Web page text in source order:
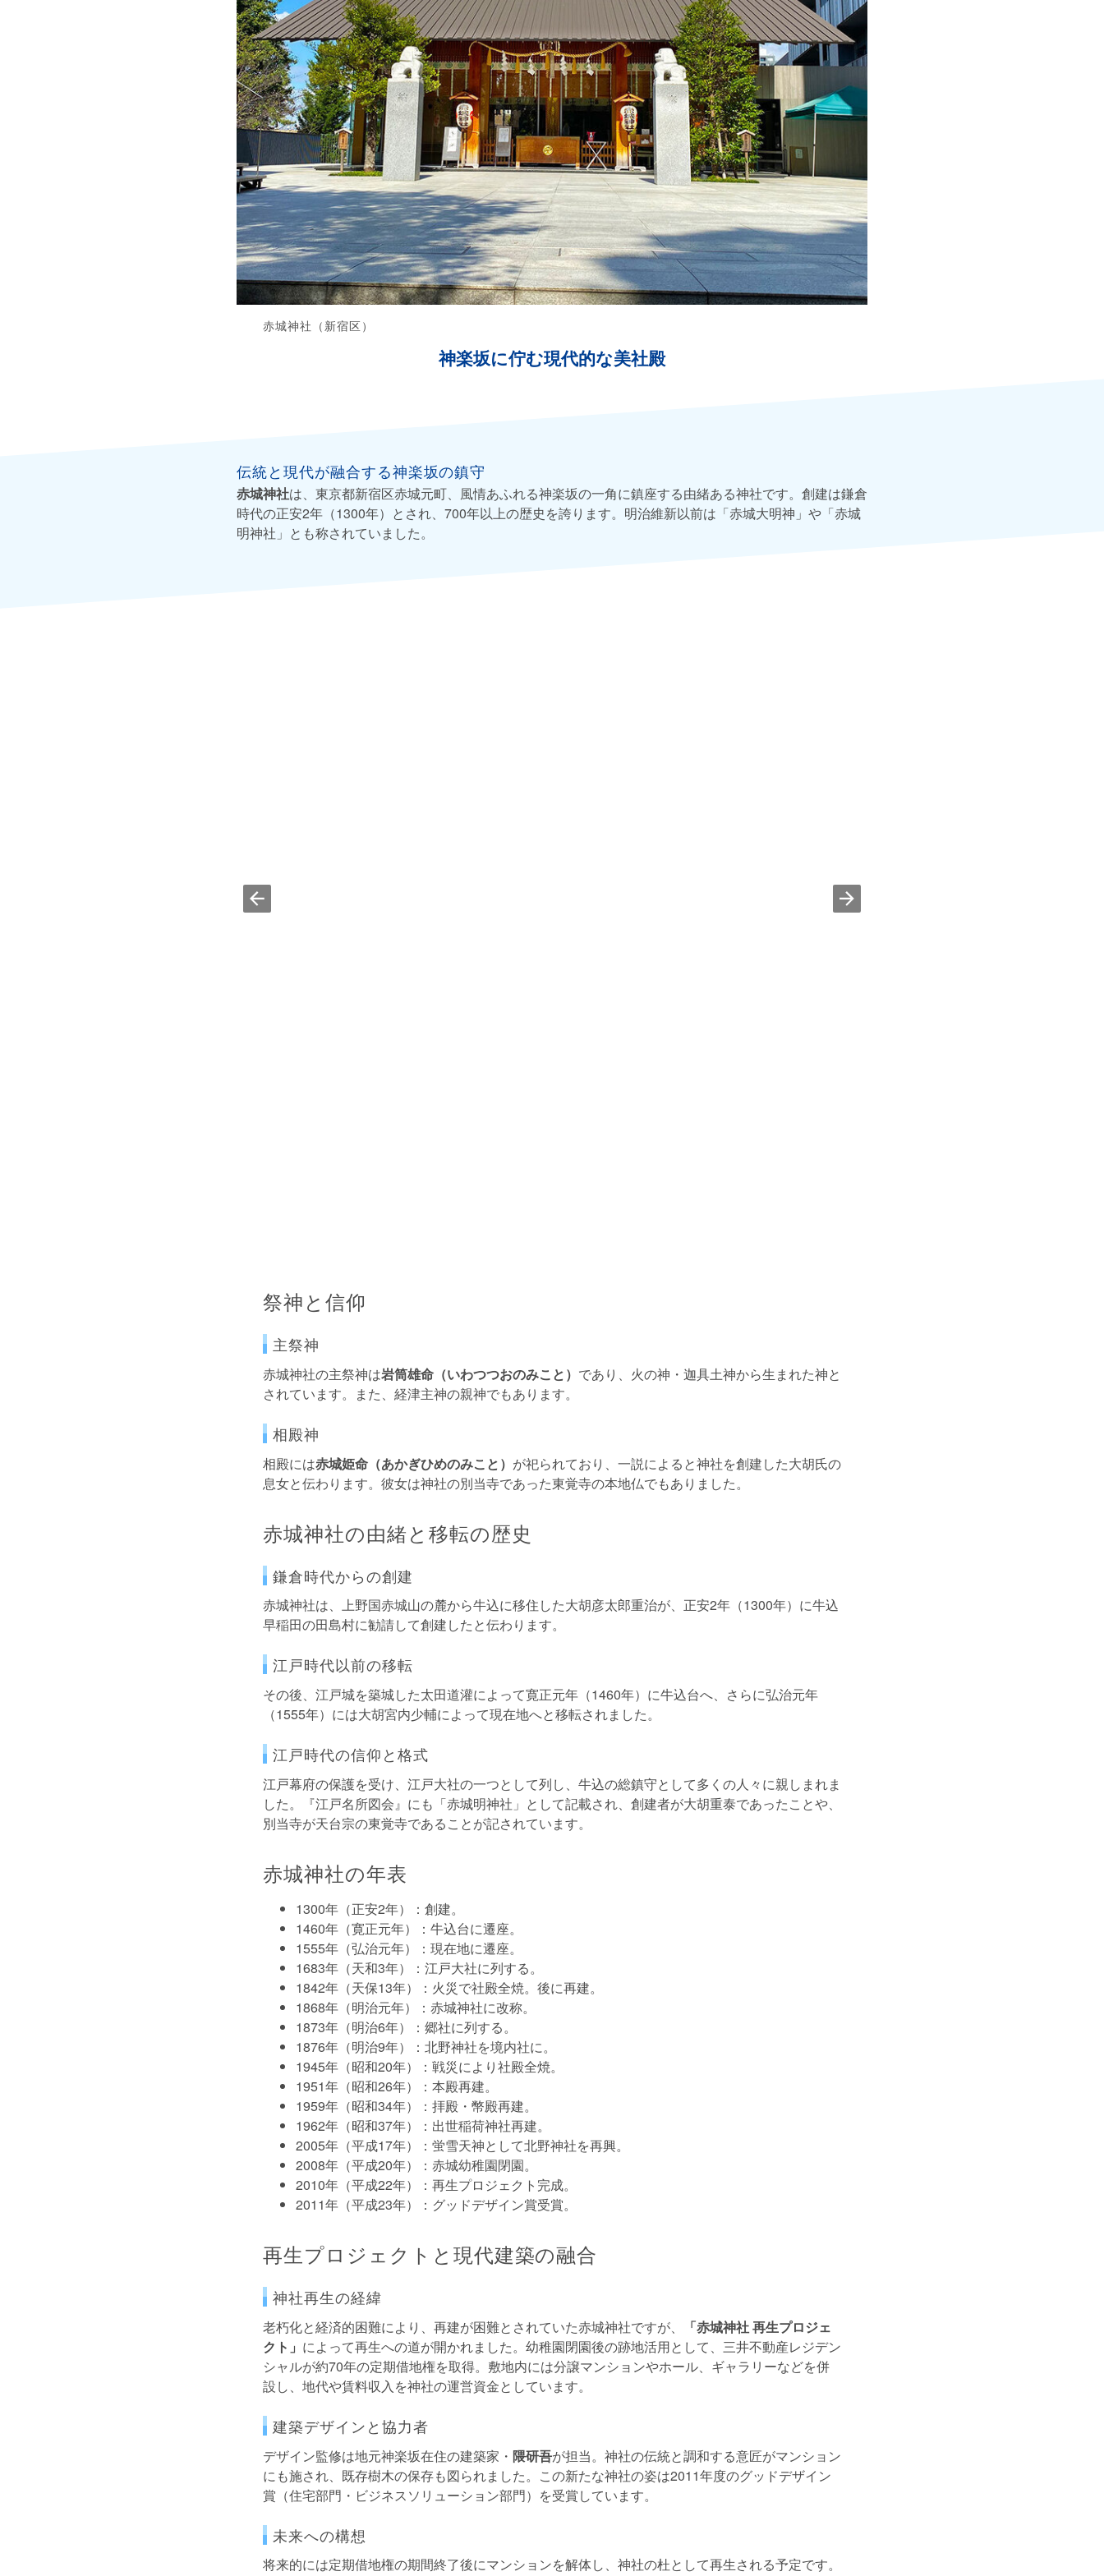
赤城神社（新宿区）
神楽坂に佇む現代的な美社殿
伝統と現代が融合する神楽坂の鎮守
赤城神社は、東京都新宿区赤城元町、風情あふれる神楽坂の一角に鎮座する由緒ある神社です。創建は鎌倉
時代の正安2年（1300年）とされ、700年以上の歴史を誇ります。明治維新以前は「赤城大明神」や「赤城
明神社」とも称されていました。
祭神と信仰
主祭神
赤城神社の主祭神は岩筒雄命（いわつつおのみこと） であり、火の神・迦具土神から生まれた神と
されています。また、経津主神の親神でもあります。
相殿神
相殿には赤城姫命（あかぎひめのみこと） が祀られており、一説によると神社を創建した大胡氏の
息女と伝わります。彼女は神社の別当寺であった東覚寺の本地仏でもありました。
赤城神社の由緒と移転の歴史
鎌倉時代からの創建
赤城神社は、上野国赤城山の麓から牛込に移住した大胡彦太郎重治が、正安2年（1300年）に牛込
早稲田の田島村に勧請して創建したと伝わります。
江戸時代以前の移転
その後、江戸城を築城した太田道灌によって寛正元年（1460年）に牛込台へ、さらに弘治元年
（1555年）には大胡宮内少輔によって現在地へと移転されました。
江戸時代の信仰と格式
江戸幕府の保護を受け、江戸大社の一つとして列し、牛込の総鎮守として多くの人々に親しまれま
した。『江戸名所図会』にも「赤城明神社」として記載され、創建者が大胡重泰であったことや、
別当寺が天台宗の東覚寺であることが記されています。
赤城神社の年表
1300年（正安2年）：創建。
1460年（寛正元年）：牛込台に遷座。
1555年（弘治元年）：現在地に遷座。
1683年（天和3年）：江戸大社に列する。
1842年（天保13年）：火災で社殿全焼。後に再建。
1868年（明治元年）：赤城神社に改称。
1873年（明治6年）：郷社に列する。
1876年（明治9年）：北野神社を境内社に。
1945年（昭和20年）：戦災により社殿全焼。
1951年（昭和26年）：本殿再建。
1959年（昭和34年）：拝殿・幣殿再建。
1962年（昭和37年）：出世稲荷神社再建。
2005年（平成17年）：蛍雪天神として北野神社を再興。
2008年（平成20年）：赤城幼稚園閉園。
2010年（平成22年）：再生プロジェクト完成。
2011年（平成23年）：グッドデザイン賞受賞。
再生プロジェクトと現代建築の融合
神社再生の経緯
老朽化と経済的困難により、再建が困難とされていた赤城神社ですが、
「赤城神社 再生プロジェ
クト」 によって再生への道が開かれました。幼稚園閉園後の跡地活用として、三井不動産レジデン
シャルが約70年の定期借地権を取得。敷地内には分譲マンションやホール、ギャラリーなどを併
設し、地代や賃料収入を神社の運営資金としています。
建築デザインと協力者
デザイン監修は地元神楽坂在住の建築家・ 隈研吾が担当。神社の伝統と調和する意匠がマンション
にも施され、既存樹木の保存も図られました。この新たな神社の姿は2011年度のグッドデザイン
賞（住宅部門・ビジネスソリューション部門）を受賞しています。
未来への構想
将来的には定期借地権の期間終了後にマンションを解体し、神社の杜として再生される予定です。